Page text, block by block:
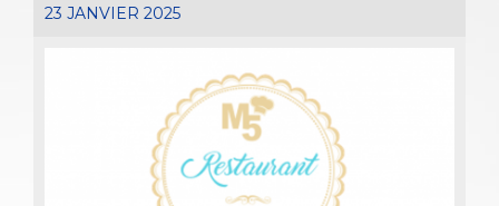
23 JANVIER 2025